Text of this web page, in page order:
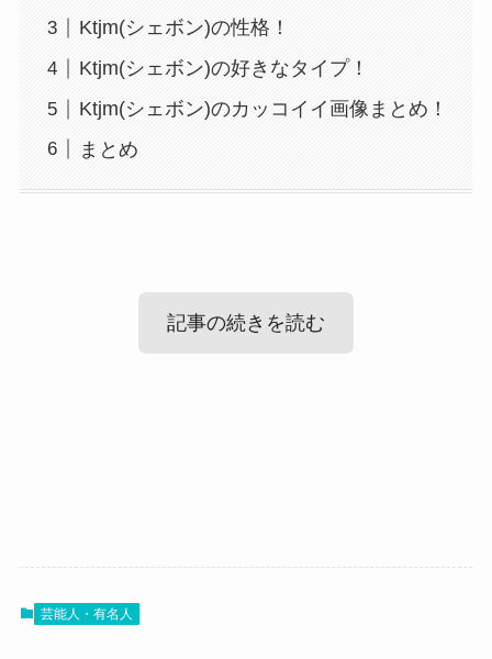
Ktjm(シェボン)の性格！
Ktjm(シェボン)の好きなタイプ！
Ktjm(シェボン)のカッコイイ画像まとめ！
まとめ
記事の続きを読む
SNSなどをみても、
頭がかなりいい人だと思われます。
最後にktjmさんのカッコイイ画像を見ていきまし
芸能人・有名人